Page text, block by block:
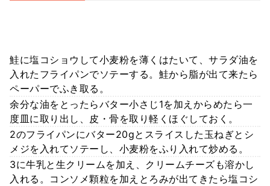
鮭に塩コショウして小麦粉を薄くはたいて、サラダ油を
入れたフライパンでソテーする。鮭から脂が出て来たら
ペーパーでふき取る。
余分な油をとったらバター小さじ1を加えからめたら一
度皿に取り出し、皮・骨を取り軽くほぐしておく。
2のフライパンにバター20gとスライスした玉ねぎとシ
メジを入れてソテーし、小麦粉をふり入れて炒める。
3に牛乳と生クリームを加え、クリームチーズも溶かし
入れる。コンソメ顆粒を加えとろみが出てきたら塩コシ